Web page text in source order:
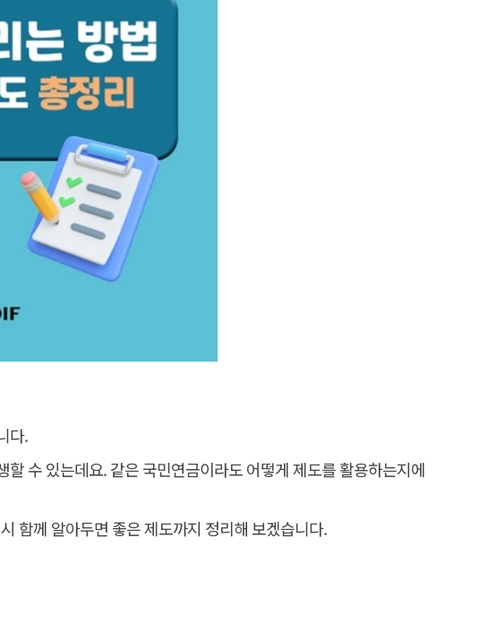
다.
수 있는데요. 같은 국민연금이라도 어떻게 제도를 활용하는지에
함께 알아두면 좋은 제도까지 정리해 보겠습니다.